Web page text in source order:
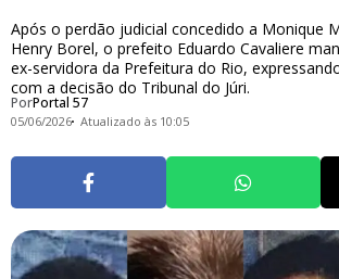
Após o perdão judicial concedido a Monique
Henry Borel, o prefeito Eduardo Cavaliere
ex-servidora da Prefeitura do Rio,
com a decisão do Tribunal do Júri.
PorPortal 57
05/06/2026 Atualizado às 10:05